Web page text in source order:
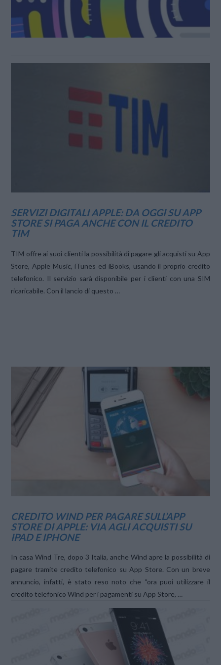
SERVIZI DIGITALI APPLE: DA OGGI SU APP
STORE SI PAGA ANCHE CON IL CREDITO
TIM
TIM offre ai suoi clienti la possibilità di pagare gli acquisti su App
Store, Apple Music, iTunes ed iBooks, usando il proprio credito
telefonico. Il servizio sarà disponibile per i clienti con una SIM
ricaricabile. Con il lancio di questo …
CREDITO WIND PER PAGARE SULL’APP
STORE DI APPLE: VIA AGLI ACQUISTI SU
IPAD E IPHONE
In casa Wind Tre, dopo 3 Italia, anche Wind apre la possibilità di
pagare tramite credito telefonico su App Store. Con un breve
annuncio, infatti, è stato reso noto che “ora puoi utilizzare il
credito telefonico Wind per i pagamenti su App Store, …